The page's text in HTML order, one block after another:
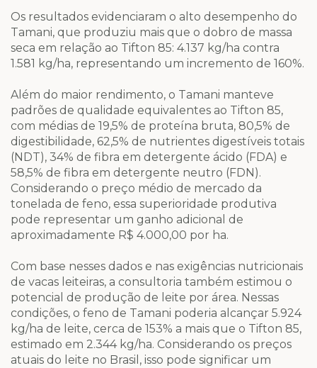
Os resultados evidenciaram o alto desempenho do
Tamani, que produziu mais que o dobro de massa
seca em relação ao Tifton 85: 4.137 kg/ha contra
1.581 kg/ha, representando um incremento de 160%.
Além do maior rendimento, o Tamani manteve
padrões de qualidade equivalentes ao Tifton 85,
com médias de 19,5% de proteína bruta, 80,5% de
digestibilidade, 62,5% de nutrientes digestíveis totais
(NDT), 34% de fibra em detergente ácido (FDA) e
58,5% de fibra em detergente neutro (FDN).
Considerando o preço médio de mercado da
tonelada de feno, essa superioridade produtiva
pode representar um ganho adicional de
aproximadamente R$ 4.000,00 por ha.
Com base nesses dados e nas exigências nutricionais
de vacas leiteiras, a consultoria também estimou o
potencial de produção de leite por área. Nessas
condições, o feno de Tamani poderia alcançar 5.924
kg/ha de leite, cerca de 153% a mais que o Tifton 85,
estimado em 2.344 kg/ha. Considerando os preços
atuais do leite no Brasil, isso pode significar um